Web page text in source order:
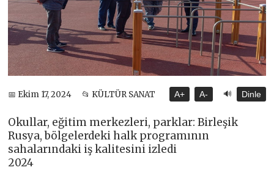
📅 Ekim 17, 2024 📂 KÜLTÜR SANAT A+ A- 🔊 Dinle
Okullar, eğitim merkezleri, parklar: Birleşik
Rusya, bölgelerdeki halk programının
sahalarındaki iş kalitesini izledi
2024